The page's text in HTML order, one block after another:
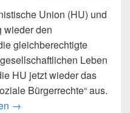
Union (HU) und
wieder den
gleichberechtigte
Leben
HU jetzt wieder das
Bürgerrechte“ aus.
pm 10/14: Vorschlagsfrist
→